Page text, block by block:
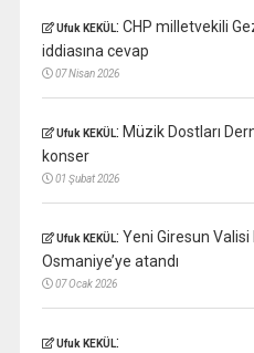
Ufuk KEKÜL: CHP milletvekili
iddiasına cevap
07 Nisan 2026
Ufuk KEKÜL: Müzik Dostları
konser
01 Şubat 2026
Ufuk KEKÜL: Yeni Giresun
Osmaniye’ye atandı
07 Ocak 2026
Ufuk KEKÜL: